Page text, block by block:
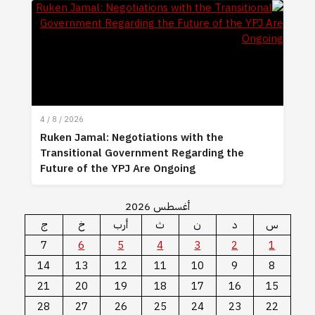
4 / 8 / 2026
Ruken Jamal: Negotiations with the
Transitional Government Regarding the
Future of the YPJ Are Ongoing
أغسطس 2026
س
د ن ث أرب خ
ج
1
2
3
4
5
6
7
8
9
10
11
12
13
14
15
16
17
18
19
20
21
22
23
24
25
26
27
28